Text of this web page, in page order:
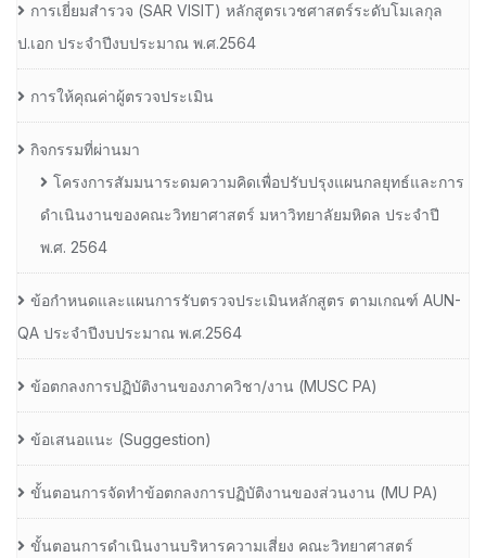
การเยี่ยมสํารวจ (SAR VISIT) หลักสูตรเวชศาสตร์ระดับโมเลกุล
ป.เอก ประจําปีงบประมาณ พ.ศ.2564
การให้คุณค่าผู้ตรวจประเมิน
กิจกรรมที่ผ่านมา
โครงการสัมมนาระดมความคิดเพื่อปรับปรุงแผนกลยุทธ์และการ
ดำเนินงานของคณะวิทยาศาสตร์ มหาวิทยาลัยมหิดล ประจำปี
พ.ศ. 2564
ข้อกำหนดและแผนการรับตรวจประเมินหลักสูตร ตามเกณฑ์ AUN-
QA ประจำปีงบประมาณ พ.ศ.2564
ข้อตกลงการปฏิบัติงานของภาควิชา/งาน (MUSC PA)
ข้อเสนอแนะ (Suggestion)
ขั้นตอนการจัดทำข้อตกลงการปฏิบัติงานของส่วนงาน (MU PA)
ขั้นตอนการดำเนินงานบริหารความเสี่ยง คณะวิทยาศาสตร์